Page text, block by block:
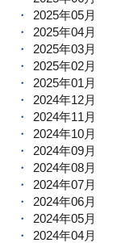
2025年05月
2025年04月
2025年03月
2025年02月
2025年01月
2024年12月
2024年11月
2024年10月
2024年09月
2024年08月
2024年07月
2024年06月
2024年05月
2024年04月